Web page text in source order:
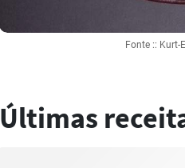
Fonte :: Kurt-
Últimas